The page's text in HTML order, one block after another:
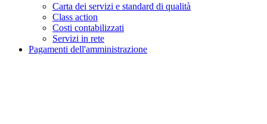
Carta dei servizi e standard di qualità
Class action
Costi contabilizzati
Servizi in rete
Pagamenti dell'amministrazione